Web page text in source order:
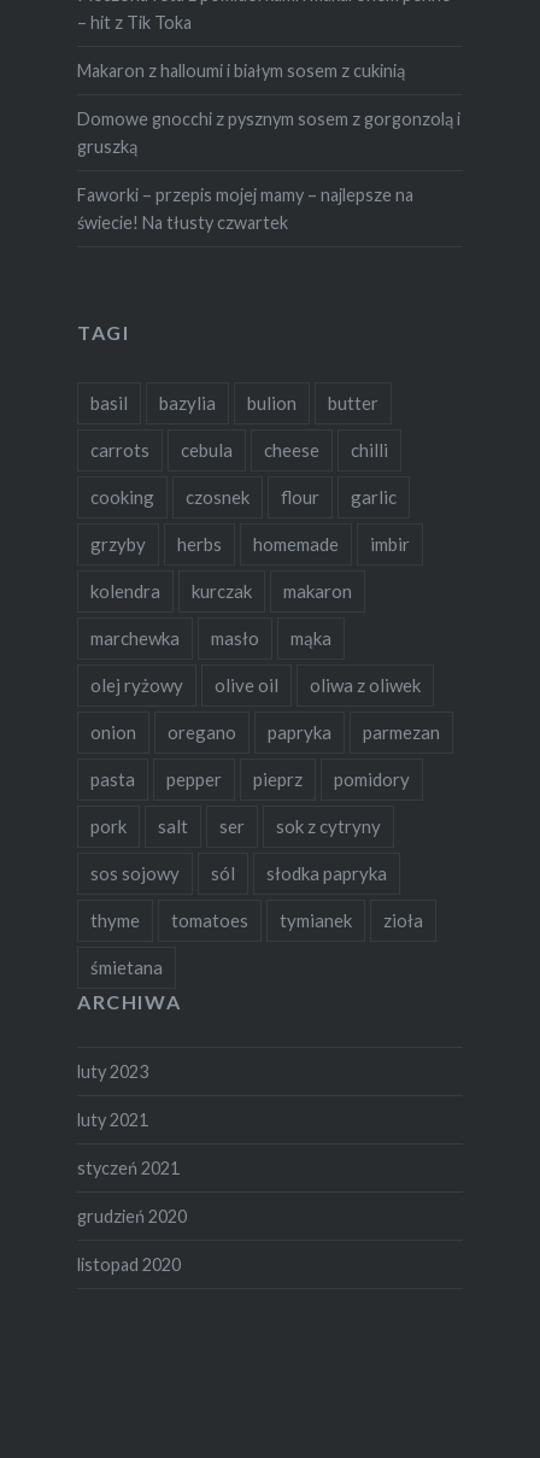
– hit z Tik Toka
Makaron z halloumi i białym sosem z cukinią
Domowe gnocchi z pysznym sosem z gorgonzolą i
gruszką
Faworki – przepis mojej mamy – najlepsze na
świecie! Na tłusty czwartek
TAGI
basil bazylia bulion butter
carrots cebula cheese chilli
cooking czosnek flour garlic
grzyby herbs homemade imbir
kolendra kurczak makaron
marchewka masło mąka
olej ryżowy olive oil oliwa z oliwek
onion oregano papryka parmezan
pasta pepper pieprz pomidory
pork salt ser sok z cytryny
sos sojowy sól słodka papryka
thyme tomatoes tymianek zioła
śmietana
ARCHIWA
luty 2023
luty 2021
styczeń 2021
grudzień 2020
listopad 2020